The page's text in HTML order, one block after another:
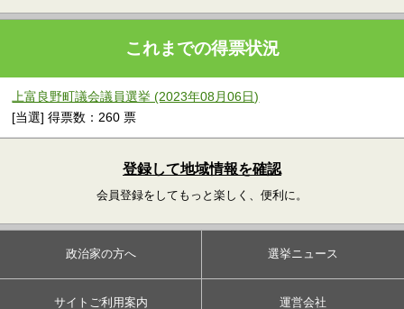
これまでの得票状況
上富良野町議会議員選挙 (2023年08月06日)
[当選] 得票数：260 票
登録して地域情報を確認
会員登録をしてもっと楽しく、便利に。
政治家の方へ 選挙ニュース
サイトご利用案内 運営会社